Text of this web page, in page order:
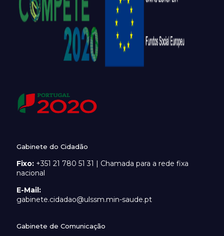
Gabinete do Cidadão
Fixo: +351 21 780 51 31 | Chamada para a rede fixa
nacional
E-Mail:
gabinete.cidadao@ulssm.min-saude.pt
Gabinete de Comunicação